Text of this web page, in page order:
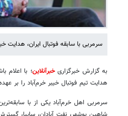
سرمربی با سابقه فوتبال ایران، هدایت
به گزارش خبرگزاریخبرآنلاین؛ با اعلام
هدایت تیم فوتبال خیبر خرم‌آباد را بر
سرمربی اهل خرم‌آباد یکی از با